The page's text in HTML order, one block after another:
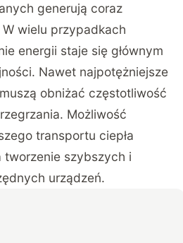
generują coraz
wielu przypadkach
energii staje się głównym
Nawet najpotężniejsze
obniżać częstotliwość
Możliwość
transportu ciepła
tworzenie szybszych i
urządzeń.